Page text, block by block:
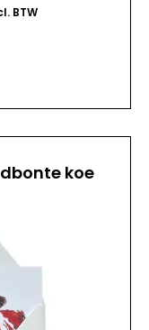
BTW
koe